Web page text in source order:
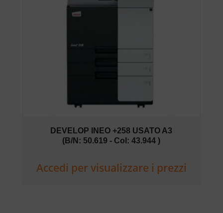
DEVELOP INEO +258 USATO A3
(B/N: 50.619 - Col: 43.944 )
Accedi per visualizzare i prezzi